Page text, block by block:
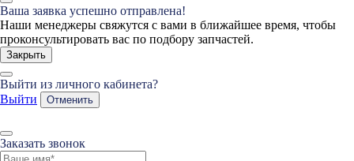
Ваша заявка успешно отправлена!
Наши менеджеры свяжутся с вами в ближайшее время, чтобы
проконсультировать вас по подбору запчастей.
Закрыть
Выйти из личного кабинета?
Выйти
Отменить
Заказать звонок